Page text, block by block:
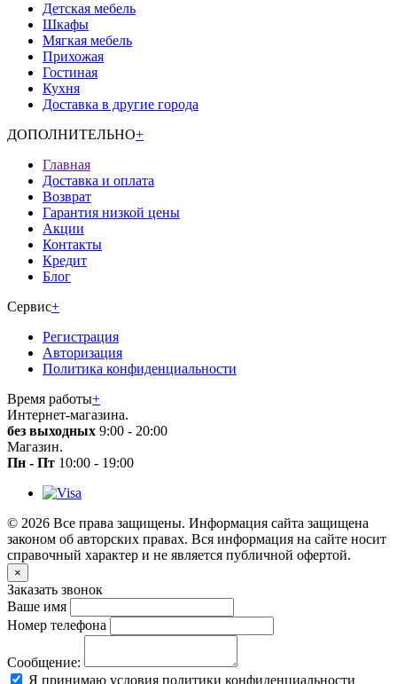
Детская мебель
Шкафы
Мягкая мебель
Прихожая
Гостиная
Кухня
Доставка в другие города
ДОПОЛНИТЕЛЬНО+
Главная
Доставка и оплата
Возврат
Гарантия низкой цены
Акции
Контакты
Кредит
Блог
Сервис+
Регистрация
Авторизация
Политика конфиденциальности
Время работы+
Интернет-магазина.
без выходных 9:00 - 20:00
Магазин.
Пн - Пт 10:00 - 19:00
© 2026 Все права защищены. Информация сайта защищена
законом об авторских правах. Вся информация на сайте носит
справочный характер и не является публичной офертой.
×
Заказать звонок
Ваше имя
Номер телефона
Сообщение:
Я принимаю условия политики конфиденциальности